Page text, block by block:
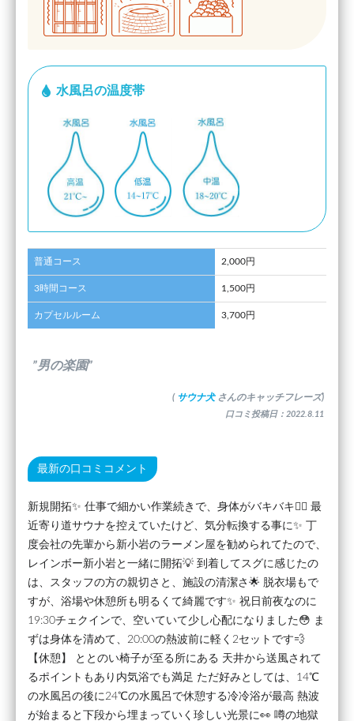
水風呂の温度帯
普通コース 2,000円
3時間コース 1,500円
カプセルルーム 3,700円
”男の楽園”
( サウナ犬 さんのキャッチフレーズ)
口コミ投稿日：2022.8.11
最新の口コミコメント
新規開拓✨ 仕事で細かい作業続きで、身体がバキバキ😮‍💨 最
近寄り道サウナを控えていたけど、気分転換する事に✨ 丁
度会社の先輩から新小岩のラーメン屋を勧められてたので、
レインボー新小岩と一緒に開拓💡 到着してスグに感じたの
は、スタッフの方の親切さと、施設の清潔さ🌟 脱衣場もで
すが、浴場や休憩所も明るくて綺麗です✨ 祝日前夜なのに
19:30チェクインで、空いていて少し心配になりました😳 ま
ずは身体を清めて、20:00の熱波前に軽く2セットです💨
【休憩】 ととのい椅子が至る所にある 天井から送風されて
るポイントもあり内気浴でも満足 ただ好みとしては、14℃
の水風呂の後に24℃の水風呂で休憩する冷冷浴が最高 熱波
が始まると下段から埋まっていく珍しい光景に👀 噂の地獄